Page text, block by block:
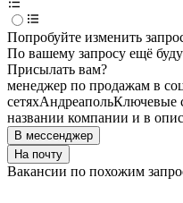
Попробуйте изменить
По вашему запросу ещё
Присылать вам?
менеджер по продажам в
сетяхАндреапольКлючевые
названии компании и в
В мессенджер
На почту
Вакансии по похожим